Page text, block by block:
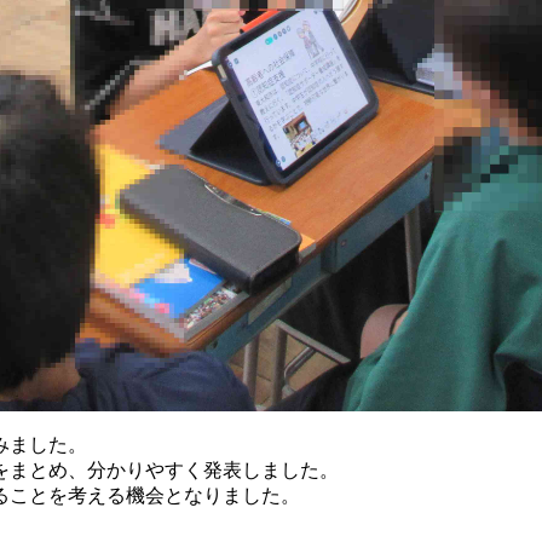
した。
とめ、分かりやすく発表しました。
とを考える機会となりました。